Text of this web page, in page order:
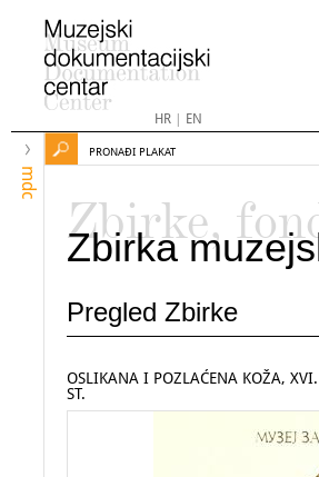
HR| EN
mdc
PRONAĐI PLAKAT
Zbirke,
Zbirka
Pregled Zbirke
OSLIKANA I POZLAĆENA KOŽA,
ST.